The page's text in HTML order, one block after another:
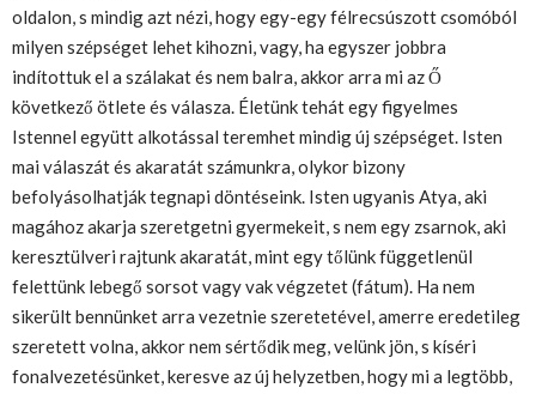
oldalon, s mindig azt nézi, hogy egy-egy félrecsúszott csomóból
milyen szépséget lehet kihozni, vagy, ha egyszer jobbra
indítottuk el a szálakat és nem balra, akkor arra mi az Ő
következő ötlete és válasza. Életünk tehát egy figyelmes
Istennel együtt alkotással teremhet mindig új szépséget. Isten
mai válaszát és akaratát számunkra, olykor bizony
befolyásolhatják tegnapi döntéseink. Isten ugyanis Atya, aki
magához akarja szeretgetni gyermekeit, s nem egy zsarnok, aki
keresztülveri rajtunk akaratát, mint egy tőlünk függetlenül
felettünk lebegő sorsot vagy vak végzetet (fátum). Ha nem
sikerült bennünket arra vezetnie szeretetével, amerre eredetileg
szeretett volna, akkor nem sértődik meg, velünk jön, s kíséri
fonalvezetésünket, keresve az új helyzetben, hogy mi a legtöbb,